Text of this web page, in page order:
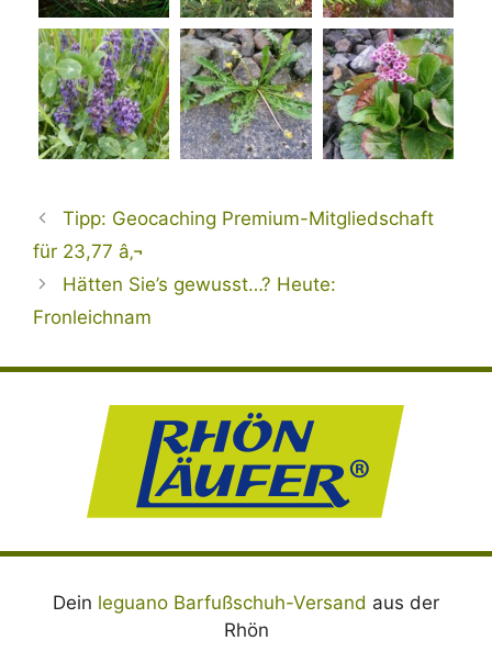
Tipp: Geocaching Premium-Mitgliedschaft
für 23,77 â‚¬
Hätten Sie’s gewusst…? Heute:
Fronleichnam
Dein leguano Barfußschuh-Versand aus der
Rhön